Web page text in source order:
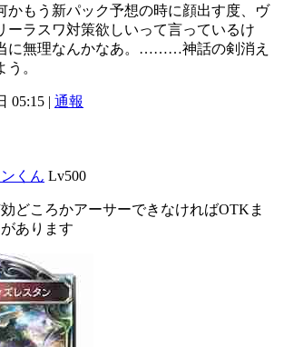
もう新パック予想の時に顔出す度、ヴ
ーラスワ対策欲しいって言っているけ
に無理なんかなあ。………神話の剣消え
。
05:15 | 通報
くん Lv500
どころかアーサーできなければOTKま
あります